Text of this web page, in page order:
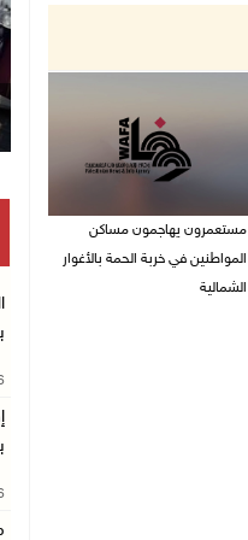
مستعمرون يهاجمون مساكن
المواطنين في خربة الحمة بالأغوار
الشمالية